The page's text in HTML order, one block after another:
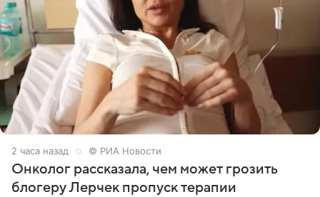
2 часа назад © РИА Новости
Онколог рассказала, чем может грозить
блогеру Лерчек пропуск терапии